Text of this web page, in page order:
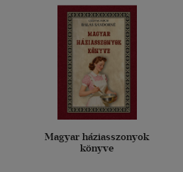
Magyar háziasszonyok
könyve